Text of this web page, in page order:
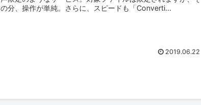
の分、操作が単純。さらに、スピードも「Converti...
2019.06.22